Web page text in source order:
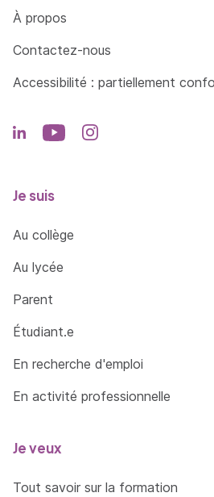
Côté Formations
À propos
Contactez-nous
Accessibilité : partiellement
Je suis
Au collège
Au lycée
Parent
Étudiant.e
En recherche d'emploi
En activité professionnelle
Je veux
Tout savoir sur la formation